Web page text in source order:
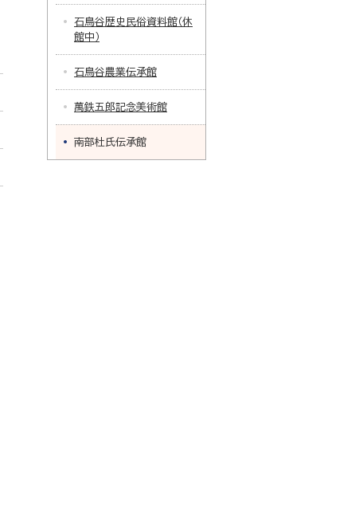
石鳥谷歴史民俗資料館（休
館中）
石鳥谷農業伝承館
萬鉄五郎記念美術館
南部杜氏伝承館